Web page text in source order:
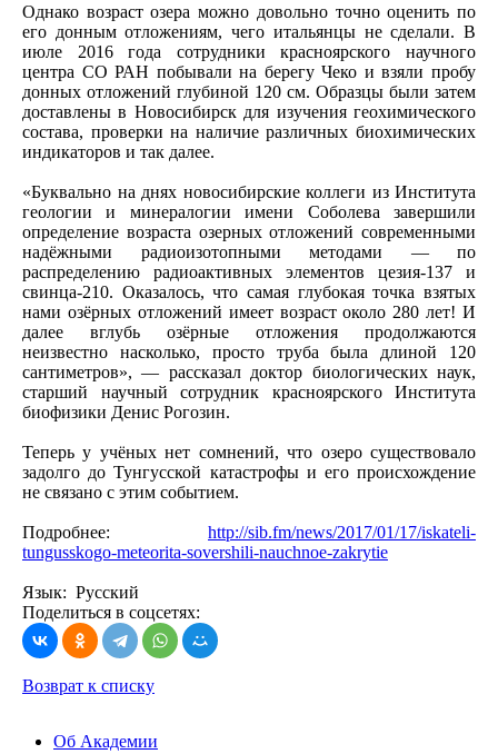
Однако возраст озера можно довольно точно оценить по
его донным отложениям, чего итальянцы не сделали. В
июле 2016 года сотрудники красноярского научного
центра СО РАН побывали на берегу Чеко и взяли пробу
донных отложений глубиной 120 см. Образцы были затем
доставлены в Новосибирск для изучения геохимического
состава, проверки на наличие различных биохимических
индикаторов и так далее.
«Буквально на днях новосибирские коллеги из Института
геологии и минералогии имени Соболева завершили
определение возраста озерных отложений современными
надёжными радиоизотопными методами — по
распределению радиоактивных элементов цезия-137 и
свинца-210. Оказалось, что самая глубокая точка взятых
нами озёрных отложений имеет возраст около 280 лет! И
далее вглубь озёрные отложения продолжаются
неизвестно насколько, просто труба была длиной 120
сантиметров», — рассказал доктор биологических наук,
старший научный сотрудник красноярского Института
биофизики Денис Рогозин.
Теперь у учёных нет сомнений, что озеро существовало
задолго до Тунгусской катастрофы и его происхождение
не связано с этим событием.
Подробнее: http://sib.fm/news/2017/01/17/iskateli-
tungusskogo-meteorita-sovershili-nauchnoe-zakrytie
Язык: Русский
Поделиться в соцсетях:
Возврат к списку
Об Академии